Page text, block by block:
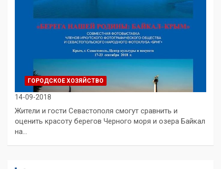
ГОРОДСКОЕ ХОЗЯЙСТВО
14-09-2018
Жители и гости Севастополя смогут сравнить и
оценить красоту берегов Черного моря и озера Байкал
на…